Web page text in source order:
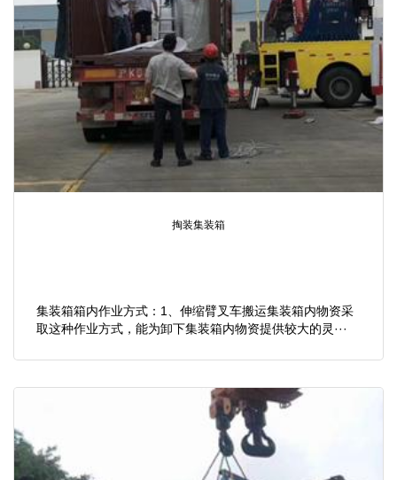
掏装集装箱
集装箱箱内作业方式：1、伸缩臂叉车搬运集装箱内物资采
取这种作业方式，能为卸下集装箱内物资提供较大的灵···